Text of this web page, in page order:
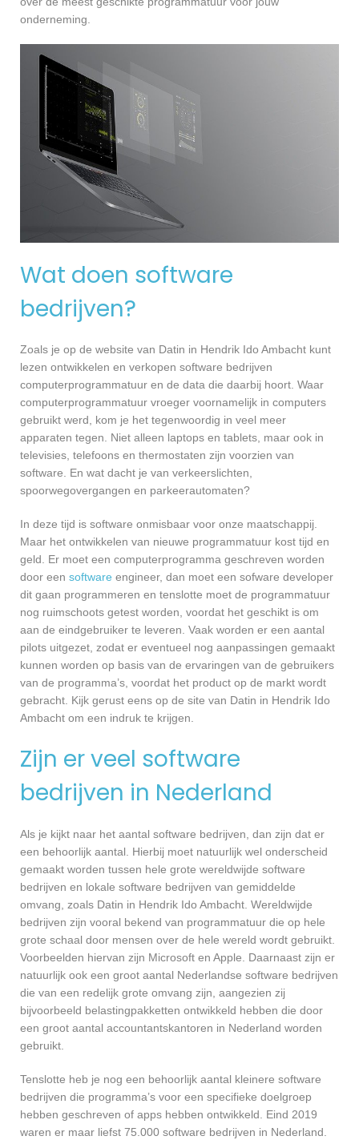
onderneming.
Wat doen software
bedrijven?
Zoals je op de website van Datin in Hendrik Ido Ambacht kunt
lezen ontwikkelen en verkopen software bedrijven
computerprogrammatuur en de data die daarbij hoort. Waar
computerprogrammatuur vroeger voornamelijk in computers
gebruikt werd, kom je het tegenwoordig in veel meer
apparaten tegen. Niet alleen laptops en tablets, maar ook in
televisies, telefoons en thermostaten zijn voorzien van
software. En wat dacht je van verkeerslichten,
spoorwegovergangen en parkeerautomaten?
In deze tijd is software onmisbaar voor onze maatschappij.
Maar het ontwikkelen van nieuwe programmatuur kost tijd en
geld. Er moet een computerprogramma geschreven worden
door een software engineer, dan moet een sofware developer
dit gaan programmeren en tenslotte moet de programmatuur
nog ruimschoots getest worden, voordat het geschikt is om
aan de eindgebruiker te leveren. Vaak worden er een aantal
pilots uitgezet, zodat er eventueel nog aanpassingen gemaakt
kunnen worden op basis van de ervaringen van de gebruikers
van de programma’s, voordat het product op de markt wordt
gebracht. Kijk gerust eens op de site van Datin in Hendrik Ido
Ambacht om een indruk te krijgen.
Zijn er veel software
bedrijven in Nederland
Als je kijkt naar het aantal software bedrijven, dan zijn dat er
een behoorlijk aantal. Hierbij moet natuurlijk wel onderscheid
gemaakt worden tussen hele grote wereldwijde software
bedrijven en lokale software bedrijven van gemiddelde
omvang, zoals Datin in Hendrik Ido Ambacht. Wereldwijde
bedrijven zijn vooral bekend van programmatuur die op hele
grote schaal door mensen over de hele wereld wordt gebruikt.
Voorbeelden hiervan zijn Microsoft en Apple. Daarnaast zijn er
natuurlijk ook een groot aantal Nederlandse software bedrijven
die van een redelijk grote omvang zijn, aangezien zij
bijvoorbeeld belastingpakketten ontwikkeld hebben die door
een groot aantal accountantskantoren in Nederland worden
gebruikt.
Tenslotte heb je nog een behoorlijk aantal kleinere software
bedrijven die programma’s voor een specifieke doelgroep
hebben geschreven of apps hebben ontwikkeld. Eind 2019
waren er maar liefst 75.000 software bedrijven in Nederland.